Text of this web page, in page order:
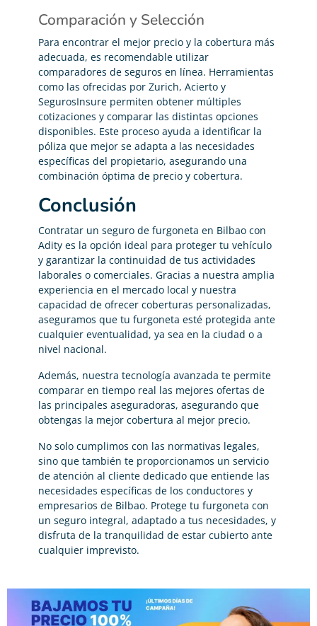
Comparación y Selección
Para encontrar el mejor precio y la cobertura más
adecuada, es recomendable utilizar
comparadores de seguros en línea. Herramientas
como las ofrecidas por Zurich, Acierto y
SegurosInsure permiten obtener múltiples
cotizaciones y comparar las distintas opciones
disponibles. Este proceso ayuda a identificar la
póliza que mejor se adapta a las necesidades
específicas del propietario, asegurando una
combinación óptima de precio y cobertura.
Conclusión
Contratar un seguro de furgoneta en Bilbao con
Adity es la opción ideal para proteger tu vehículo
y garantizar la continuidad de tus actividades
laborales o comerciales. Gracias a nuestra amplia
experiencia en el mercado local y nuestra
capacidad de ofrecer coberturas personalizadas,
aseguramos que tu furgoneta esté protegida ante
cualquier eventualidad, ya sea en la ciudad o a
nivel nacional.
Además, nuestra tecnología avanzada te permite
comparar en tiempo real las mejores ofertas de
las principales aseguradoras, asegurando que
obtengas la mejor cobertura al mejor precio.
No solo cumplimos con las normativas legales,
sino que también te proporcionamos un servicio
de atención al cliente dedicado que entiende las
necesidades específicas de los conductores y
empresarios de Bilbao. Protege tu furgoneta con
un seguro integral, adaptado a tus necesidades, y
disfruta de la tranquilidad de estar cubierto ante
cualquier imprevisto.